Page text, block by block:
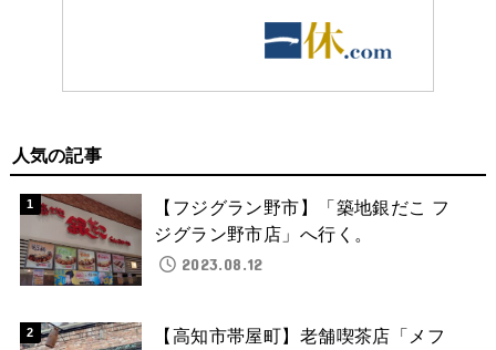
人気の記事
【フジグラン野市】「築地銀だこ フ
ジグラン野市店」へ行く。
2023.08.12
【高知市帯屋町】老舗喫茶店「メフ